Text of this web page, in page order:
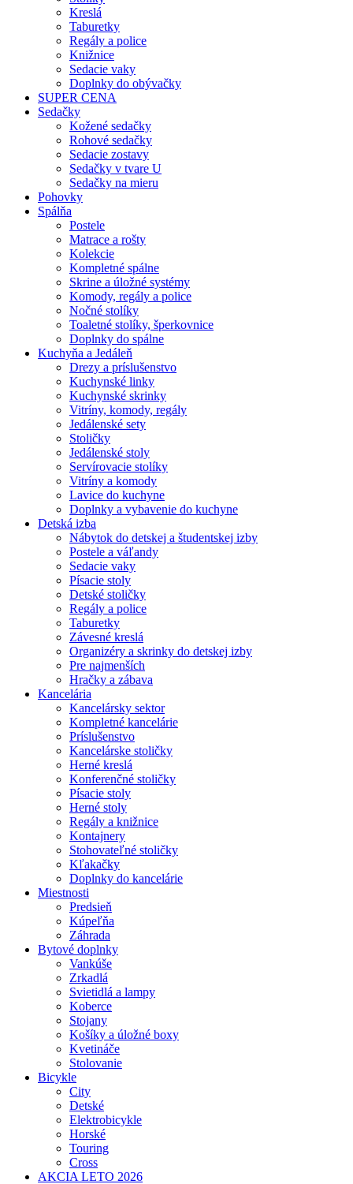
Kreslá
Taburetky
Regály a police
Knižnice
Sedacie vaky
Doplnky do obývačky
SUPER CENA
Sedačky
Kožené sedačky
Rohové sedačky
Sedacie zostavy
Sedačky v tvare U
Sedačky na mieru
Pohovky
Spálňa
Postele
Matrace a rošty
Kolekcie
Kompletné spálne
Skrine a úložné systémy
Komody, regály a police
Nočné stolíky
Toaletné stolíky, šperkovnice
Doplnky do spálne
Kuchyňa a Jedáleň
Drezy a príslušenstvo
Kuchynské linky
Kuchynské skrinky
Vitríny, komody, regály
Jedálenské sety
Stoličky
Jedálenské stoly
Servírovacie stolíky
Vitríny a komody
Lavice do kuchyne
Doplnky a vybavenie do kuchyne
Detská izba
Nábytok do detskej a študentskej izby
Postele a váľandy
Sedacie vaky
Písacie stoly
Detské stoličky
Regály a police
Taburetky
Závesné kreslá
Organizéry a skrinky do detskej izby
Pre najmenších
Hračky a zábava
Kancelária
Kancelársky sektor
Kompletné kancelárie
Príslušenstvo
Kancelárske stoličky
Herné kreslá
Konferenčné stoličky
Písacie stoly
Herné stoly
Regály a knižnice
Kontajnery
Stohovateľné stoličky
Kľakačky
Doplnky do kancelárie
Miestnosti
Predsieň
Kúpeľňa
Záhrada
Bytové doplnky
Vankúše
Zrkadlá
Svietidlá a lampy
Koberce
Stojany
Košíky a úložné boxy
Kvetináče
Stolovanie
Bicykle
City
Detské
Elektrobicykle
Horské
Touring
Cross
AKCIA LETO 2026